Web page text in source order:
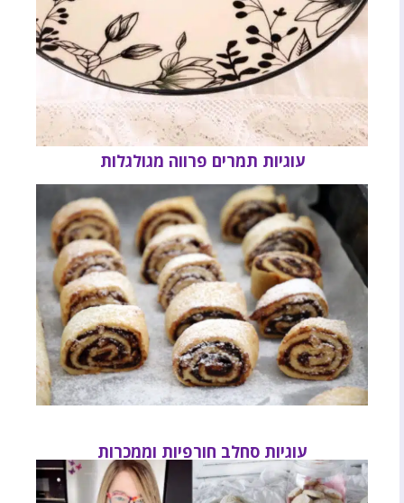
עוגיות תמרים פרווה מגולגלות
עוגיות סחלב חורפיות וממכרות